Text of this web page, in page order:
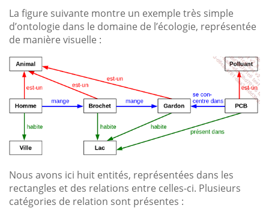
La figure suivante montre un exemple très simple
d’ontologie dans le domaine de l’écologie, représentée
de manière visuelle :
Nous avons ici huit entités, représentées dans les
rectangles et des relations entre celles-ci. Plusieurs
catégories de relation sont présentes :